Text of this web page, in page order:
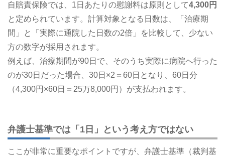
自賠責保険では、1日あたりの慰謝料は原則として4,300円
と定められています。計算対象となる日数は、「治療期
間」と「実際に通院した日数の2倍」を比較して、少ない
方の数字が採用されます。
例えば、治療期間が90日で、そのうち実際に病院へ行った
のが30日だった場合、30日×2＝60日となり、60日分
（4,300円×60日＝25万8,000円）が支払われます。
弁護士基準では「1日」という考え方ではない
ここが非常に重要なポイントですが、弁護士基準（裁判基